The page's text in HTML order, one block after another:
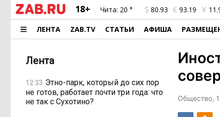
18+ Чита: 20 ° 80.93 93.19
ЛЕНТА ZAB.TV СТАТЬИ АФИША
Лента
12:33 Этно-парк, который до сих пор
не готов, работает почти три года: что
не так с Сухотино?
Общество,